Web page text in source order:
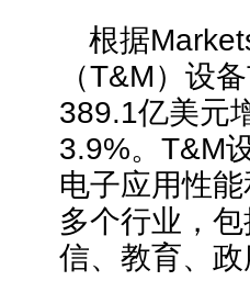
根据
（T&M）设
389.1亿美元
3.9%。T&M
电子应用性
多个行业，
信、教育、